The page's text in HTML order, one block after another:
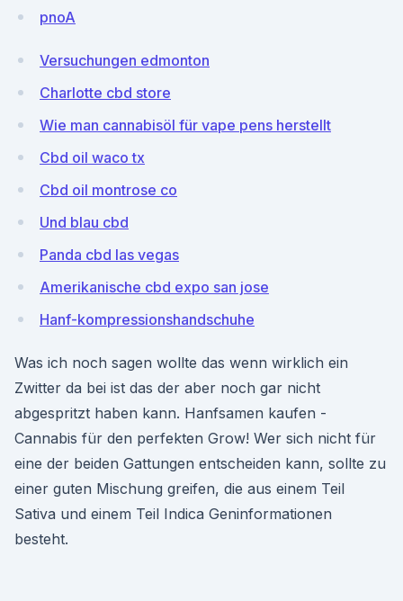
pnoA
Versuchungen edmonton
Charlotte cbd store
Wie man cannabisöl für vape pens herstellt
Cbd oil waco tx
Cbd oil montrose co
Und blau cbd
Panda cbd las vegas
Amerikanische cbd expo san jose
Hanf-kompressionshandschuhe
Was ich noch sagen wollte das wenn wirklich ein
Zwitter da bei ist das der aber noch gar nicht
abgespritzt haben kann. Hanfsamen kaufen -
Cannabis für den perfekten Grow! Wer sich nicht für
eine der beiden Gattungen entscheiden kann, sollte zu
einer guten Mischung greifen, die aus einem Teil
Sativa und einem Teil Indica Geninformationen
besteht.